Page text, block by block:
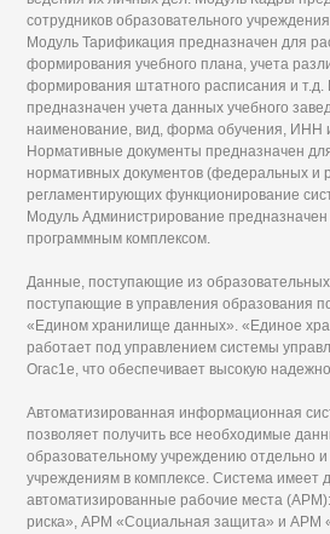
сотрудников образовательного
Модуль Тарификация предназначен для
формирования учебного плана, учета
формирования штатного расписания и
предназначен учета данных учебного
наименование, вид, форма обучения, ИНН
Нормативные документы предназначен
нормативных документов (федеральных и
регламентирующих функционирование
Модуль Администрирование
программным комплексом.
Данные, поступающие из
поступающие в управления образования
«Едином хранилище данных». «Единое
работает под управлением системы
Огас1е, что обеспечивает высокую
Автоматизированная информационная
позволяет получить все необходимые
образовательному учреждению отдельно
учреждениям в комплексе. Система имеет
автоматизированные рабочие места
риска», АРМ «Социальная защита» и АРМ